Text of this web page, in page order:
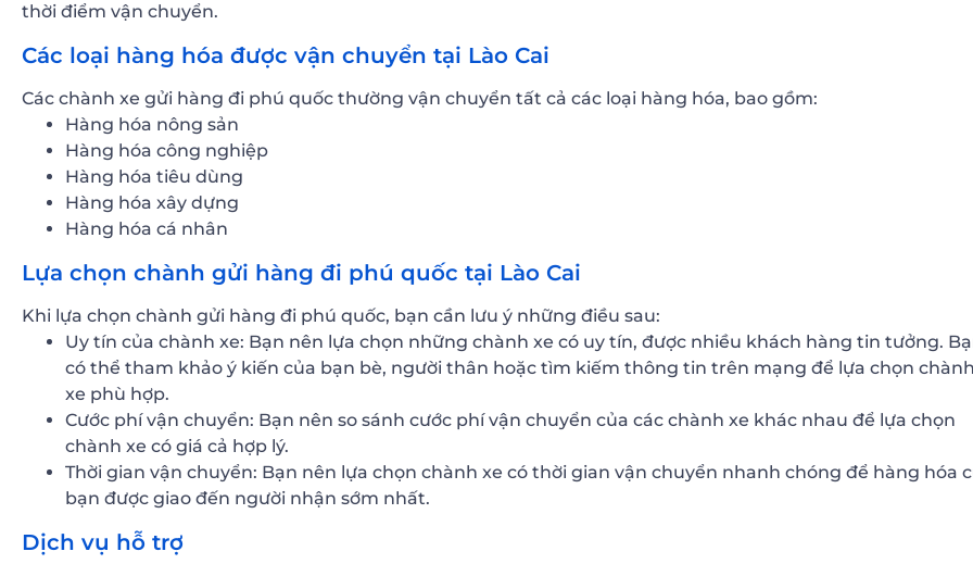
thời điểm vận chuyển.
Các loại hàng hóa được vận chuyển tại Lào Cai
Các chành xe gửi hàng đi phú quốc thường vận chuyển tất cả các loại hàng hóa, bao gồm:
Hàng hóa nông sản
Hàng hóa công nghiệp
Hàng hóa tiêu dùng
Hàng hóa xây dựng
Hàng hóa cá nhân
Lựa chọn chành gửi hàng đi phú quốc tại Lào Cai
Khi lựa chọn chành gửi hàng đi phú quốc, bạn cần lưu ý những điều sau:
Uy tín của chành xe: Bạn nên lựa chọn những chành xe có uy tín, được nhiều khách hàng tin tưởng.
có thể tham khảo ý kiến của bạn bè, người thân hoặc tìm kiếm thông tin trên mạng để lựa chọn chành
xe phù hợp.
Cước phí vận chuyển: Bạn nên so sánh cước phí vận chuyển của các chành xe khác nhau để lựa chọn
chành xe có giá cả hợp lý.
Thời gian vận chuyển: Bạn nên lựa chọn chành xe có thời gian vận chuyển nhanh chóng để hàng hóa
bạn được giao đến người nhận sớm nhất.
Dịch vụ hỗ trợ